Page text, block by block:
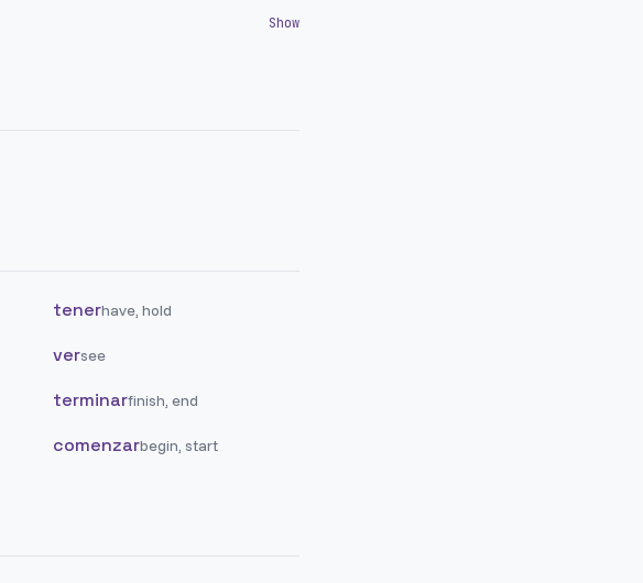
tenerhave, hold
versee
terminarfinish, end
comenzarbegin, start